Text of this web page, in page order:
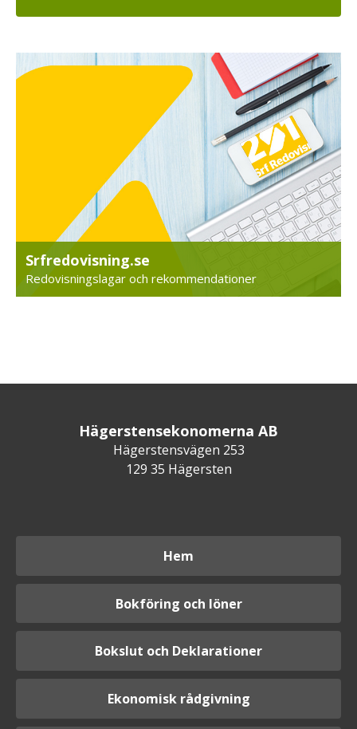
Srfredovisning.se
Redovisningslagar och rekommendationer
Hägerstensekonomerna AB
Hägerstensvägen 253
129 35 Hägersten
Hem
Bokföring och löner
Bokslut och Deklarationer
Ekonomisk rådgivning